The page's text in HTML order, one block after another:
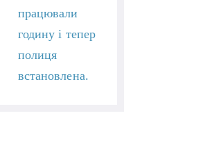
працювали
годину і тепер
полиця
встановлена.